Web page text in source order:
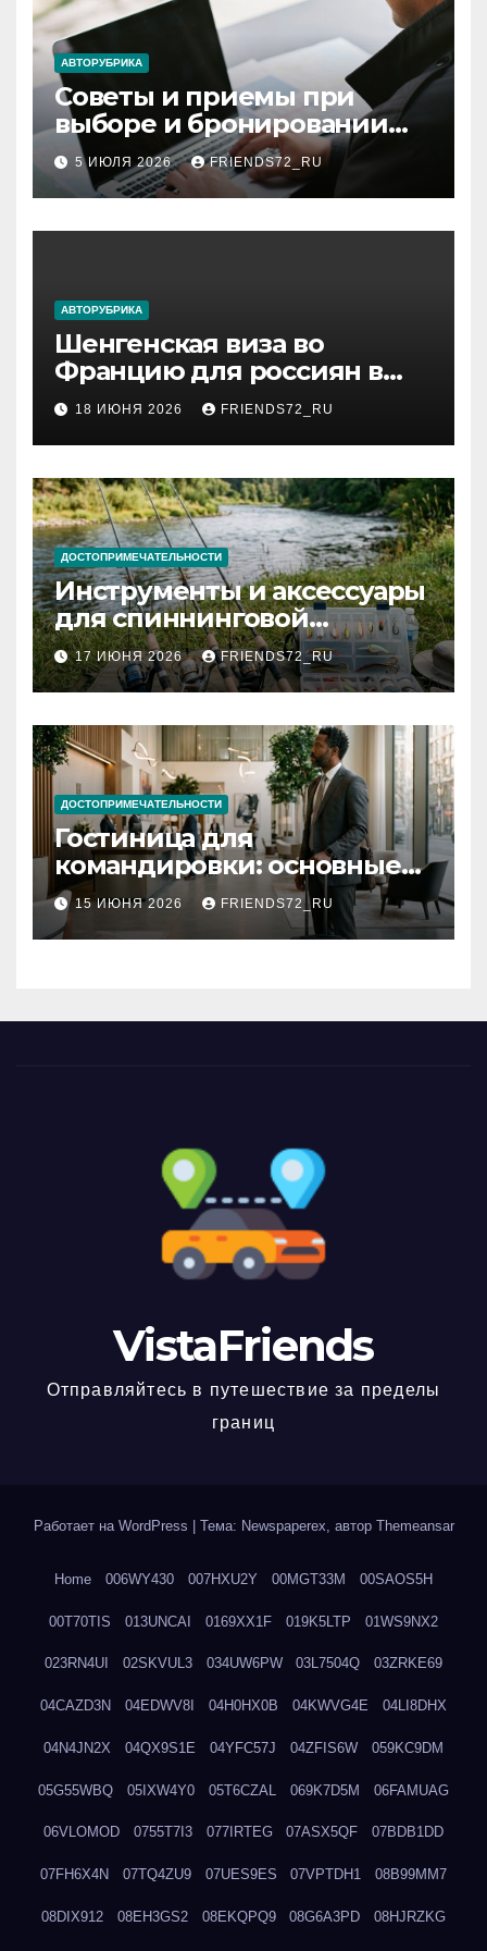
АВТОРУБРИКА
Советы и приемы при
выборе и бронировании
авиабилетов
5 ИЮЛЯ 2026 FRIENDS72_RU
АВТОРУБРИКА
Шенгенская виза во
Францию для россиян в
2026 году: сроки от 3 дней
и список необходимых
документов
18 ИЮНЯ 2026 FRIENDS72_RU
ДОСТОПРИМЕЧАТЕЛЬНОСТИ
Инструменты и аксессуары
для спиннинговой
рыбалки: назначение и
типы
17 ИЮНЯ 2026 FRIENDS72_RU
ДОСТОПРИМЕЧАТЕЛЬНОСТИ
Гостиница для
командировки: основные
критерии выбора
15 ИЮНЯ 2026 FRIENDS72_RU
VistaFriends
Отправляйтесь в путешествие за пределы
границ
Работает на WordPress Тема: Newspaperex, автор Themeansar
Home 006WY430 007HXU2Y 00MGT33M 00SAOS5H
00T70TIS 013UNCAI 0169XX1F 019K5LTP 01WS9NX2
023RN4UI 02SKVUL3 034UW6PW 03L7504Q 03ZRKE69
04CAZD3N 04EDWV8I 04H0HX0B 04KWVG4E 04LI8DHX
04N4JN2X 04QX9S1E 04YFC57J 04ZFIS6W 059KC9DM
05G55WBQ 05IXW4Y0 05T6CZAL 069K7D5M 06FAMUAG
06VLOMOD 0755T7I3 077IRTEG 07ASX5QF 07BDB1DD
07FH6X4N 07TQ4ZU9 07UES9ES 07VPTDH1 08B99MM7
08DIX912 08EH3GS2 08EKQPQ9 08G6A3PD 08HJRZKG